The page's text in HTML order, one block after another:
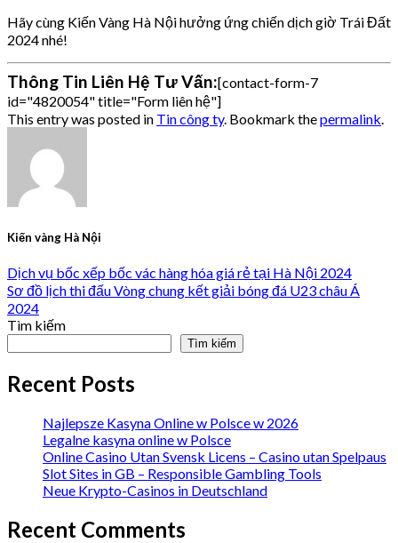
Hãy cùng Kiến Vàng Hà Nội hưởng ứng chiến dịch giờ Trái Đất
2024 nhé!
Thông Tin Liên Hệ Tư Vấn:[contact-form-7
id="4820054" title="Form liên hệ"]
This entry was posted in Tin công ty. Bookmark thepermalink.
Kiến vàng Hà Nội
Dịch vụ bốc xếp bốc vác hàng hóa giá rẻ tại Hà Nội 2024
Sơ đồ lịch thi đấu Vòng chung kết giải bóng đá U23 châu Á
2024
Tìm kiếm
Tìm kiếm
Recent Posts
Najlepsze Kasyna Online w Polsce w 2026
Legalne kasyna online w Polsce
Online Casino Utan Svensk Licens – Casino utan Spelpaus
Slot Sites in GB – Responsible Gambling Tools
Neue Krypto-Casinos in Deutschland
Recent Comments